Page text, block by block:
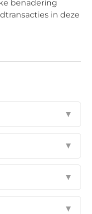
benadering
in deze
▼
▼
▼
▼